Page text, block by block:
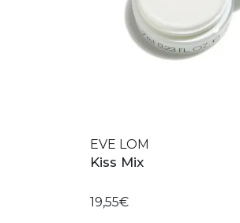
EVE LOM
Kiss Mix
19,55€